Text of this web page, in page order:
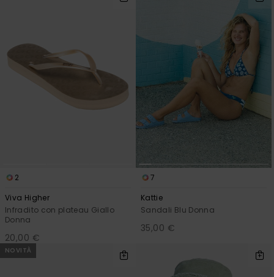
2
Viva Higher
Infradito con plateau Giallo
Donna
20,00 €
7
Kattie
Sandali Blu Donna
35,00 €
NOVITÀ